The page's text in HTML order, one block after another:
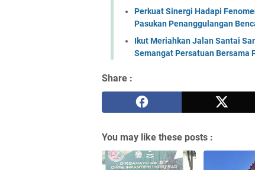
Perkuat Sinergi Hadapi
Pasukan Penanggulangan
Ikut Meriahkan Jalan Santai
Semangat Persatuan Bersama
Share :
You may like these posts :